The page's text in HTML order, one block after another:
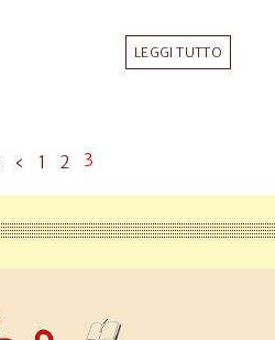
LEGGI TUTTO
‹ 1 2 3